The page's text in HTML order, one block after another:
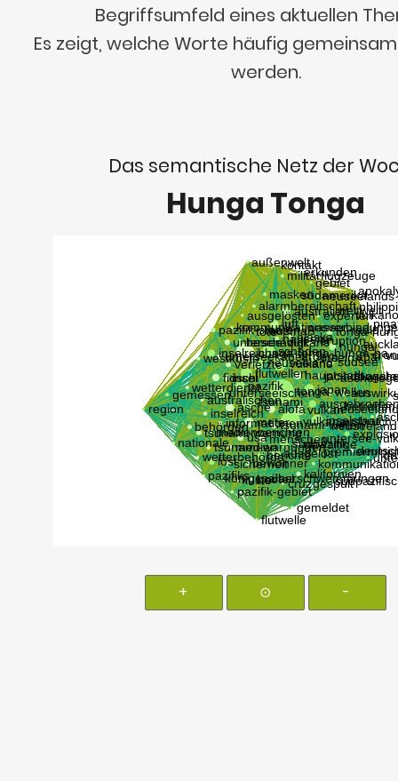
Begriffsumfeld eines aktuellen
Es zeigt, welche Worte häufig
werden.
Das semantische Netz der
Hunga Tonga
+ ⊙ -